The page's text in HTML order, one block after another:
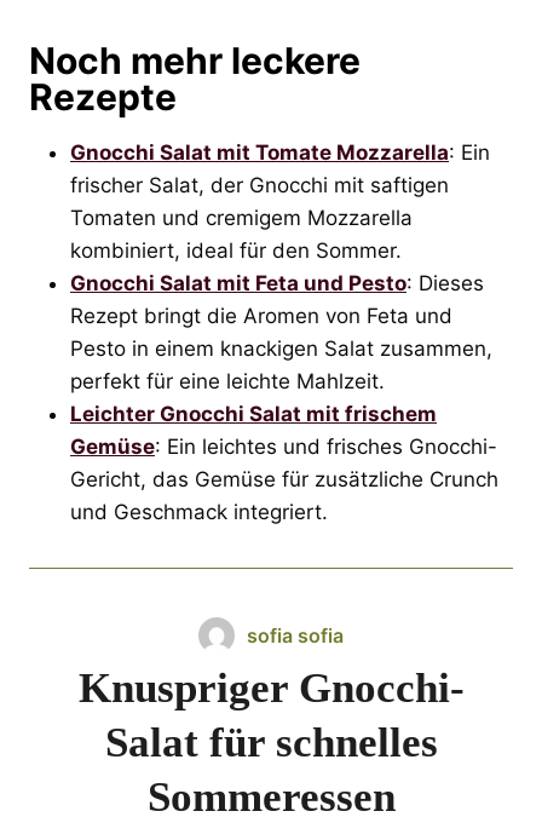
Noch mehr leckere
Rezepte
Gnocchi Salat mit Tomate Mozzarella: Ein
frischer Salat, der Gnocchi mit saftigen
Tomaten und cremigem Mozzarella
kombiniert, ideal für den Sommer.
Gnocchi Salat mit Feta und Pesto: Dieses
Rezept bringt die Aromen von Feta und
Pesto in einem knackigen Salat zusammen,
perfekt für eine leichte Mahlzeit.
Leichter Gnocchi Salat mit frischem
Gemüse: Ein leichtes und frisches Gnocchi-
Gericht, das Gemüse für zusätzliche Crunch
und Geschmack integriert.
sofia sofia
Knuspriger Gnocchi-
Salat für schnelles
Sommeressen